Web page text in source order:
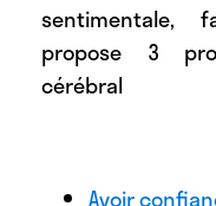
sentimentale,
propose 3
cérébral
Avoir